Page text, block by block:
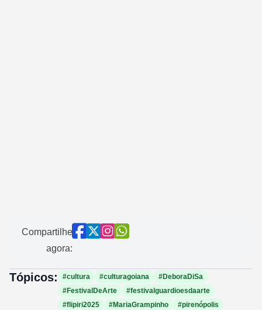
Compartilhe
agora:
Tópicos: #cultura #culturagoiana
#DeboraDiSa
#FestivalDeArte
#festivalguardioesdaarte
#flipiri2025
#MariaGrampinho
#pirenópolis